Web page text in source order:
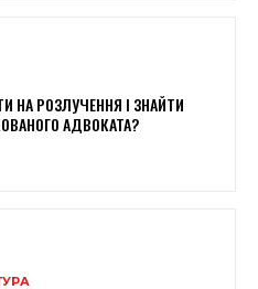
НА РОЗЛУЧЕННЯ І ЗНАЙТИ
АДВОКАТА?